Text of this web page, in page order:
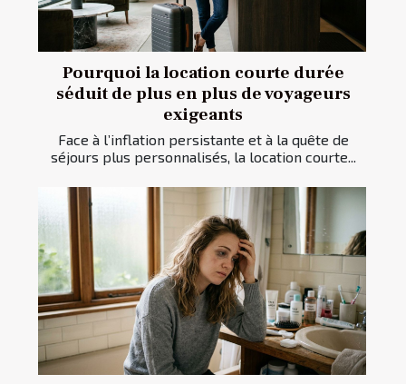
Pourquoi la location courte durée
séduit de plus en plus de voyageurs
exigeants
Face à l’inflation persistante et à la quête de
séjours plus personnalisés, la location courte...